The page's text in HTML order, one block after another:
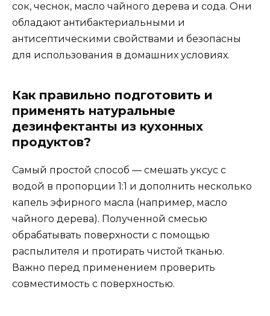
сок, чеснок, масло чайного дерева и сода. Они
обладают антибактериальными и
антисептическими свойствами и безопасны
для использования в домашних условиях.
Как правильно подготовить и
применять натуральные
дезинфектанты из кухонных
продуктов?
Самый простой способ — смешать уксус с
водой в пропорции 1:1 и дополнить несколько
капель эфирного масла (например, масло
чайного дерева). Полученной смесью
обрабатывать поверхности с помощью
распылителя и протирать чистой тканью.
Важно перед применением проверить
совместимость с поверхностью.